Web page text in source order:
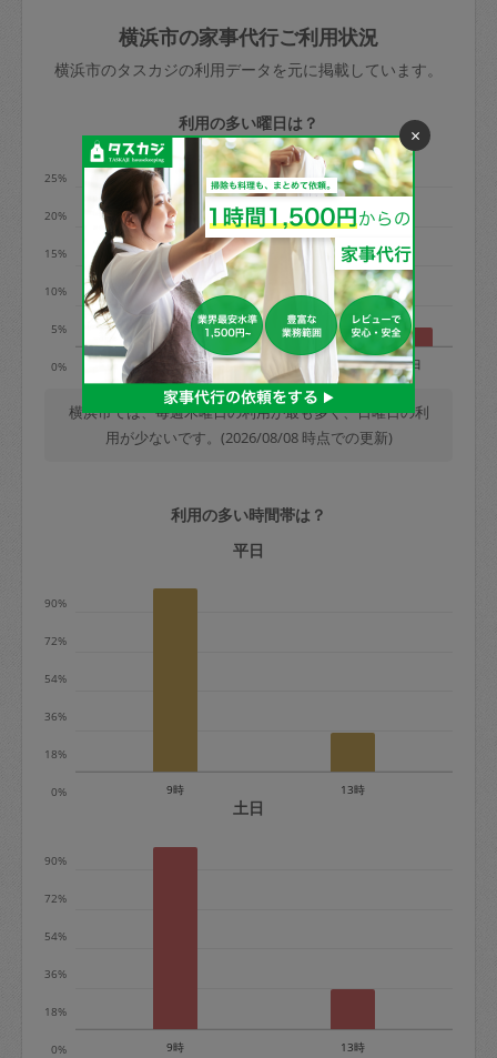
依頼者不在による当日キャンセル＝依頼
金額の100%＋交通費全額
※例：依頼日時／土曜日午前9時開始の場
合、水曜日午前9時以降はキャンセル料が
発生
水曜日9時〜金曜日9時まで＝依頼料金の
50%
金曜日9時～土曜日8時まで＝依頼金額の
100%
土曜日8時〜実施時間＝依頼金額の100%
＋交通費全額
依頼者不在による当日キャンセル＝依頼
金額の100%＋交通費全額
定期契約をキャンセルする場合、毎週定
期は月2回まで隔週定期は月1回までキャ
※キャンセル料金の設定について：
きた場合は損害保険の対象外となるので
ご注意ください。
玉、など
あわせてこちらも参照ください：初めて
はありますか？
横浜市の家事代行ご利用状況
横浜市のタスカジの利用データを元に掲載しています。
利用の多い曜日は？
0%
5%
10%
15%
20%
25%
月 水 木 土 日
横浜市では、毎週木曜日の利用が最も多く、日曜日の利
用が少ないです。(2026/08/08 時点での更新)
利用の多い時間帯は？
平日
0%
18%
36%
54%
72%
90%
9時 13時
土日
0%
18%
36%
54%
72%
90%
9時 13時
×